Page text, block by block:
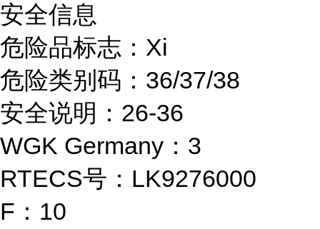
安全信息
危险品标志：Xi
危险类别码：36/37/38
安全说明：26-36
WGK Germany：3
RTECS号：LK9276000
F：10